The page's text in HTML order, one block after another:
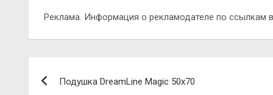
Реклама. Информация о рекламодателе по ссылкам в
Подушка DreamLine Magic 50х70